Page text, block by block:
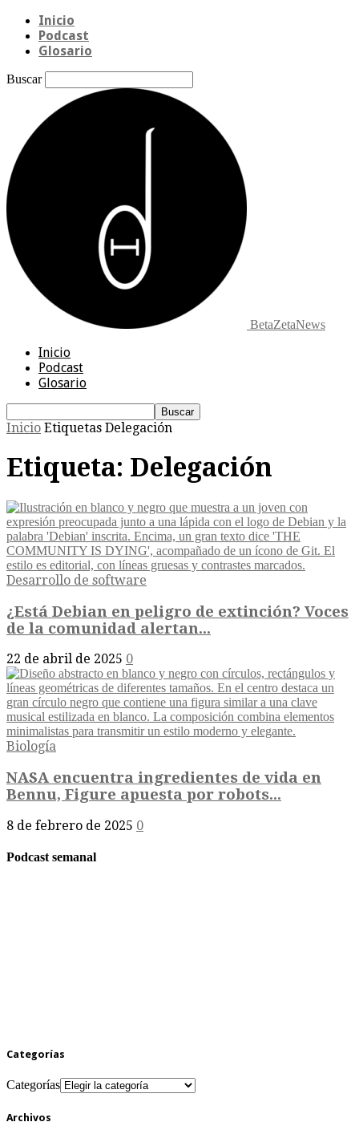
Inicio
Podcast
Glosario
Buscar
BetaZetaNews
Inicio
Podcast
Glosario
Inicio Etiquetas Delegación
Etiqueta: Delegación
Desarrollo de software
¿Está Debian en peligro de extinción? Voces
de la comunidad alertan...
22 de abril de 2025 0
Biología
NASA encuentra ingredientes de vida en
Bennu, Figure apuesta por robots...
8 de febrero de 2025 0
Podcast semanal
Categorías
Categorías
Archivos